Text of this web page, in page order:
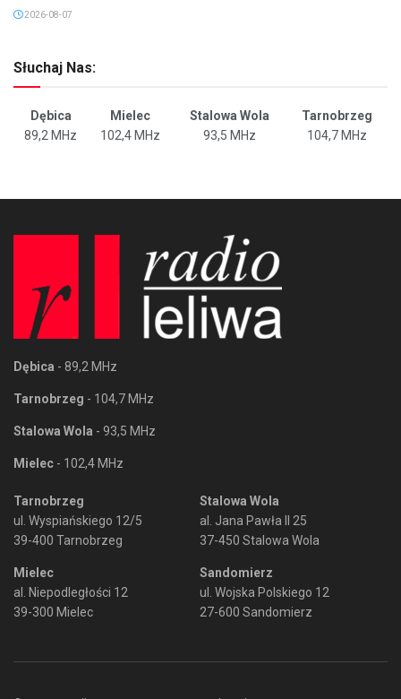
2026-08-07
Słuchaj Nas:
Dębica Mielec Stalowa Wola
Tarnobrzeg
89,2 MHz
102,4 MHz 93,5 MHz 104,7 MHz
Dębica - 89,2 MHz
Tarnobrzeg - 104,7 MHz
Stalowa Wola - 93,5 MHz
Mielec - 102,4 MHz
Tarnobrzeg
ul. Wyspiańskiego 12/5
39-400 Tarnobrzeg
Mielec
al. Niepodległości 12
39-300 Mielec
Stalowa Wola
al. Jana Pawła II 25
37-450 Stalowa Wola
Sandomierz
ul. Wojska Polskiego 12
27-600 Sandomierz